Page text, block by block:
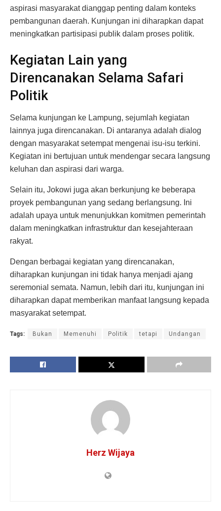
aspirasi masyarakat dianggap penting dalam konteks
pembangunan daerah. Kunjungan ini diharapkan dapat
meningkatkan partisipasi publik dalam proses politik.
Kegiatan Lain yang
Direncanakan Selama Safari
Politik
Selama kunjungan ke Lampung, sejumlah kegiatan
lainnya juga direncanakan. Di antaranya adalah dialog
dengan masyarakat setempat mengenai isu-isu terkini.
Kegiatan ini bertujuan untuk mendengar secara langsung
keluhan dan aspirasi dari warga.
Selain itu, Jokowi juga akan berkunjung ke beberapa
proyek pembangunan yang sedang berlangsung. Ini
adalah upaya untuk menunjukkan komitmen pemerintah
dalam meningkatkan infrastruktur dan kesejahteraan
rakyat.
Dengan berbagai kegiatan yang direncanakan,
diharapkan kunjungan ini tidak hanya menjadi ajang
seremonial semata. Namun, lebih dari itu, kunjungan ini
diharapkan dapat memberikan manfaat langsung kepada
masyarakat setempat.
Tags: Bukan Memenuhi Politik tetapi Undangan
Herz Wijaya